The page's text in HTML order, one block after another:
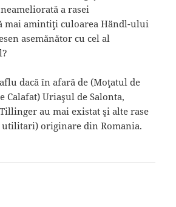
a rasei
mai amintiţi culoarea Händl-ului
asemănător cu cel al
dacă în afară de (Moţatul de
Calafat) Uriaşul de Salonta,
au mai existat şi alte rase
originare din Romania.